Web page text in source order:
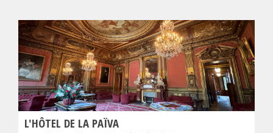
L'HÔTEL DE LA PAÏVA